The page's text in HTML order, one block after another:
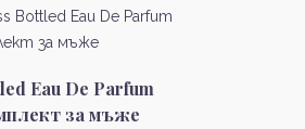
Bottled Eau De Parfum
за мъже
Eau De Parfum
за мъже